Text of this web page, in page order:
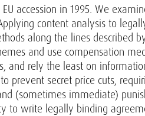
accession in 1995. We
content analysis to
along the lines described
and use compensation
and rely the least on
prevent secret price cuts,
(sometimes immediate)
to write legally binding